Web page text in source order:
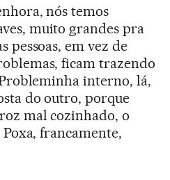
nós temos
muito grandes pra
pessoas, em vez de
ficam trazendo
interno, lá,
do outro, porque
mal cozinhado, o
francamente,